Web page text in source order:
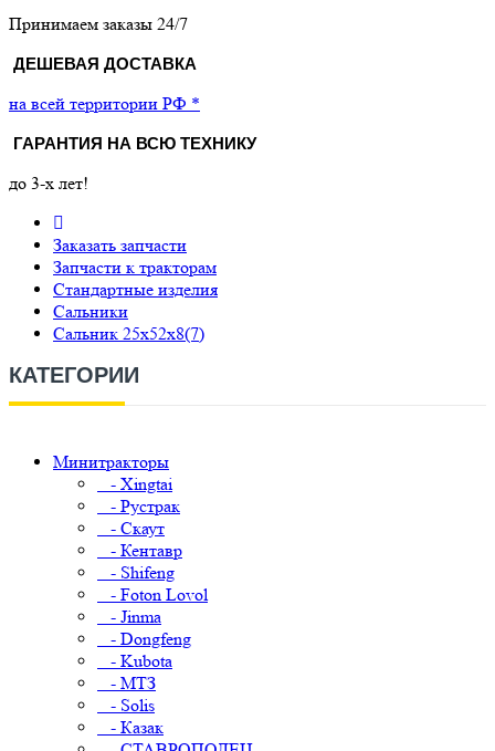
Принимаем заказы 24/7
ДЕШЕВАЯ ДОСТАВКА
на всей территории РФ *
ГАРАНТИЯ НА ВСЮ ТЕХНИКУ
до 3-х лет!
Заказать запчасти
Запчасти к тракторам
Стандартные изделия
Сальники
Сальник 25х52х8(7)
КАТЕГОРИИ
Минитракторы
- Xingtai
- Рустрак
- Скаут
- Кентавр
- Shifeng
- Foton Lovol
- Jinma
- Dongfeng
- Kubota
- МТЗ
- Solis
- Казак